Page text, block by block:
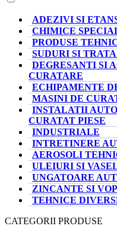
ADEZIVI SI
CHIMICE
PRODUSE
SUDURI SI
DEGRESANTI SI
CURATARE
ECHIPAMENTE
MASINI DE
INSTALATII
CURATAT PIESE
INDUSTRIALE
INTRETINERE
AEROSOLI
ULEIURI SI
UNGATOARE
ZINCANTE SI
TEHNICE
CATEGORII PRODUSE